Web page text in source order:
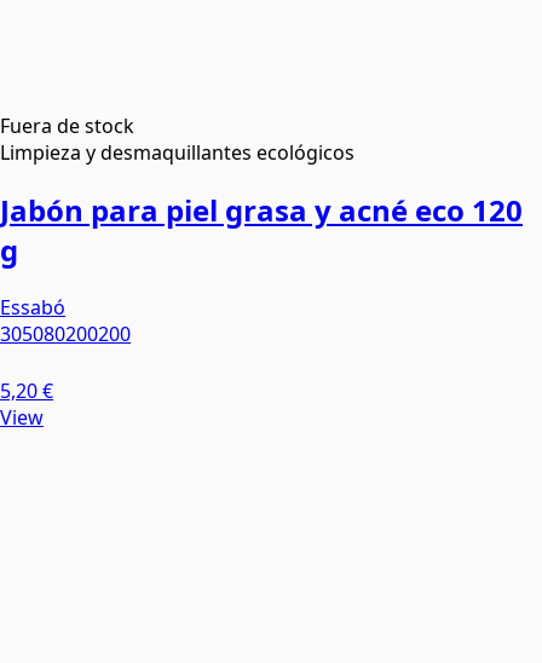
Fuera de stock
Limpieza y desmaquillantes ecológicos
Jabón para piel grasa y acné eco 120
g
Essabó
305080200200
5,20 €
View